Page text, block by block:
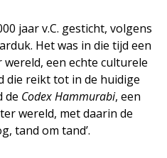
jaar v.C. gesticht, volgens
Het was in die tijd een
een echte culturele
die reikt tot in de huidige
de Codex Hammurabi, een
wereld, met daarin de
tand om tand’.